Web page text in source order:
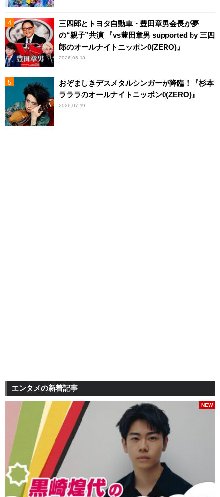
三四郎とトヨタ自動車・豊田章男会長が夢
の“親子”共演 『vs豊田章男 supported by 三四
郎のオールナイトニッポン0(ZERO)』
2026.06.13
おぞましきデスメタルシンガーが降臨！『杉本
ラララのオールナイトニッポン0(ZERO)』
2026.07.19
エンタメの新着記事
NEW